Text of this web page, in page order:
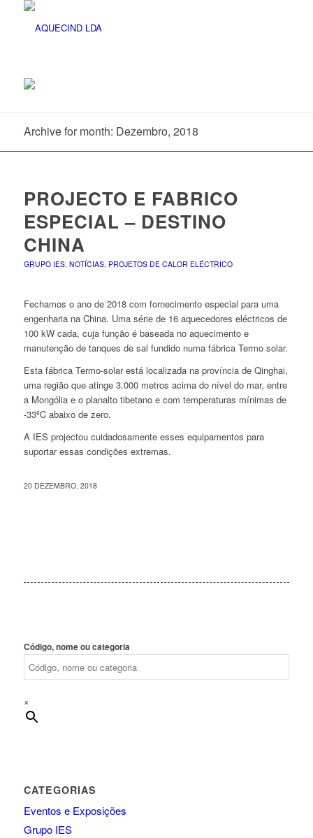
Archive for month: Dezembro, 2018
PROJECTO E FABRICO
ESPECIAL – DESTINO
CHINA
GRUPO IES, NOTÍCIAS, PROJETOS DE CALOR ELÉCTRICO
Fechamos o ano de 2018 com fornecimento especial para uma
engenharia na China. Uma série de 16 aquecedores eléctricos de
100 kW cada, cuja função é baseada no aquecimento e
manutenção de tanques de sal fundido numa fábrica Termo solar.
Esta fábrica Termo-solar está localizada na província de Qinghai,
uma região que atinge 3.000 metros acima do nível do mar, entre
a Mongólia e o planalto tibetano e com temperaturas mínimas de
-33ºC abaixo de zero.
A IES projectou cuidadosamente esses equipamentos para
suportar essas condições extremas.
20 DEZEMBRO, 2018
Código, nome ou categoria
×
CATEGORIAS
Eventos e Exposições
Grupo IES